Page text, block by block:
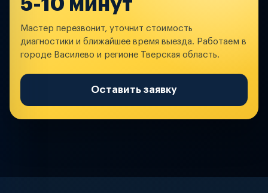
5-10 минут
Мастер перезвонит, уточнит стоимость
диагностики и ближайшее время выезда. Работаем в
городе Василево и регионе Тверская область.
Оставить заявку